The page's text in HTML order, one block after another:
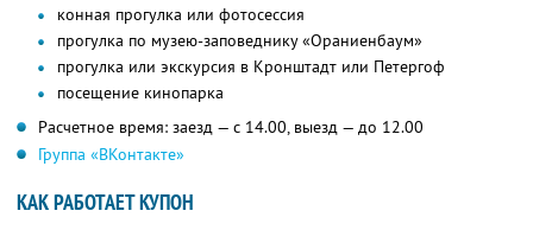
конная прогулка или фотосессия
прогулка по музею-заповеднику «Ораниенбаум»
прогулка или экскурсия в Кронштадт или Петергоф
посещение кинопарка
Расчетное время: заезд — с 14.00, выезд — до 12.00
Группа «ВКонтакте»
КАК РАБОТАЕТ КУПОН